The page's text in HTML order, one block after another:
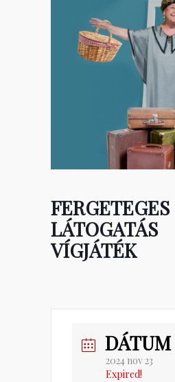
FERGETEGES
VÍGJÁTÉK
DÁTUM
2024 nov 23
Expired!